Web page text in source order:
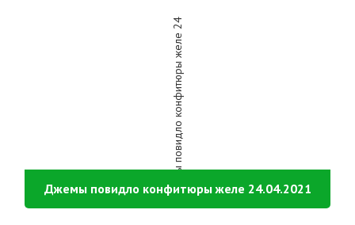
Джемы повидло конфитюры желе 24.04.2021